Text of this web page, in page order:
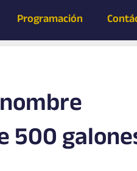
Programación